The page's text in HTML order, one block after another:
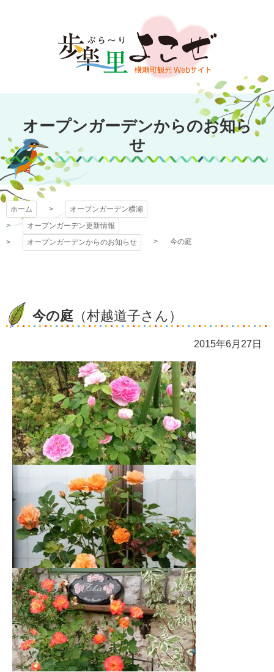
文
キ
プ
オープンガーデン
横瀬
オープンガーデンからのお知ら
せ
ホーム
オープンガーデン横瀬
オープンガーデン更新情報
オープンガーデンからのお知らせ
今の庭
今の庭 （村越道子さん）
2015年6月27日